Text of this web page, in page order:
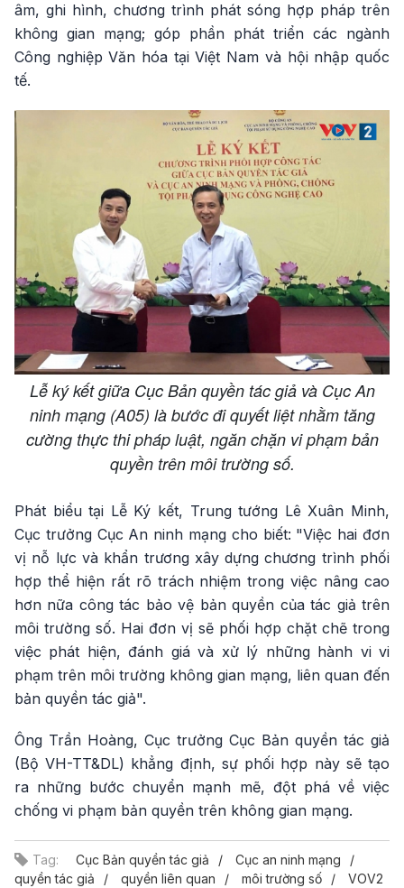
âm, ghi hình, chương trình phát sóng hợp pháp trên
không gian mạng; góp phần phát triển các ngành
Công nghiệp Văn hóa tại Việt Nam và hội nhập quốc
tế.
Lễ ký kết giữa Cục Bản quyền tác giả và Cục An
ninh mạng (A05) là bước đi quyết liệt nhằm tăng
cường thực thi pháp luật, ngăn chặn vi phạm bản
quyền trên môi trường số.
Phát biểu tại Lễ Ký kết, Trung tướng Lê Xuân Minh,
Cục trưởng Cục An ninh mạng cho biết: "Việc hai đơn
vị nỗ lực và khẩn trương xây dựng chương trình phối
hợp thể hiện rất rõ trách nhiệm trong việc nâng cao
hơn nữa công tác bảo vệ bản quyền của tác giả trên
môi trường số. Hai đơn vị sẽ phối hợp chặt chẽ trong
việc phát hiện, đánh giá và xử lý những hành vi vi
phạm trên môi trường không gian mạng, liên quan đến
bản quyền tác giả".
Ông Trần Hoàng, Cục trưởng Cục Bản quyền tác giả
(Bộ VH-TT&DL) khẳng định, sự phối hợp này sẽ tạo
ra những bước chuyển mạnh mẽ, đột phá về việc
chống vi phạm bản quyền trên không gian mạng.
Tag: Cục Bản quyền tác giả
Cục an ninh mạng
quyền tác giả
quyền liên quan môi trường số VOV2